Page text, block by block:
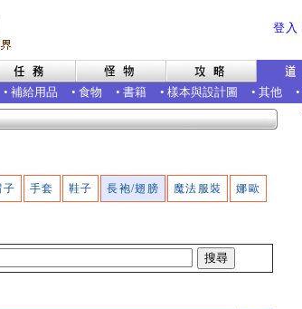
登入
• 補給用品 • 食物 • 書籍 • 樣本與設計圖 • 其他 •
子 手套 鞋子 長袍/翅膀 魔法服裝 娜歐